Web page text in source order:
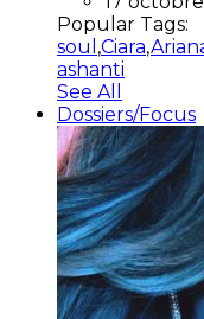
Popular Tags:
soul ,Ciara,
ashanti
See All
Dossiers/Focus